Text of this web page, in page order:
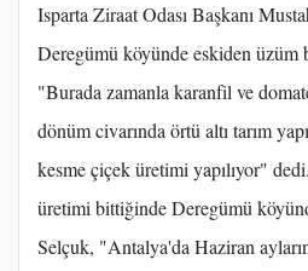
Isparta Ziraat Odası Başkanı
Deregümü köyünde eskiden üzüm
"Burada zamanla karanfil ve
dönüm civarında örtü altı tarım
kesme çiçek üretimi yapılıyor"
üretimi bittiğinde Deregümü
Selçuk, "Antalya'da Haziran